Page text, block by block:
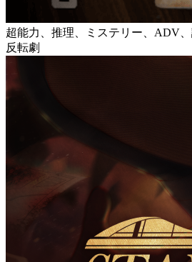
超能力、推理、ミステリー、ADV、
反転劇